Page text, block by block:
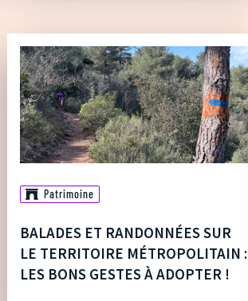
Patrimoine
BALADES ET RANDONNÉES SUR
LE TERRITOIRE MÉTROPOLITAIN :
LES BONS GESTES À ADOPTER !